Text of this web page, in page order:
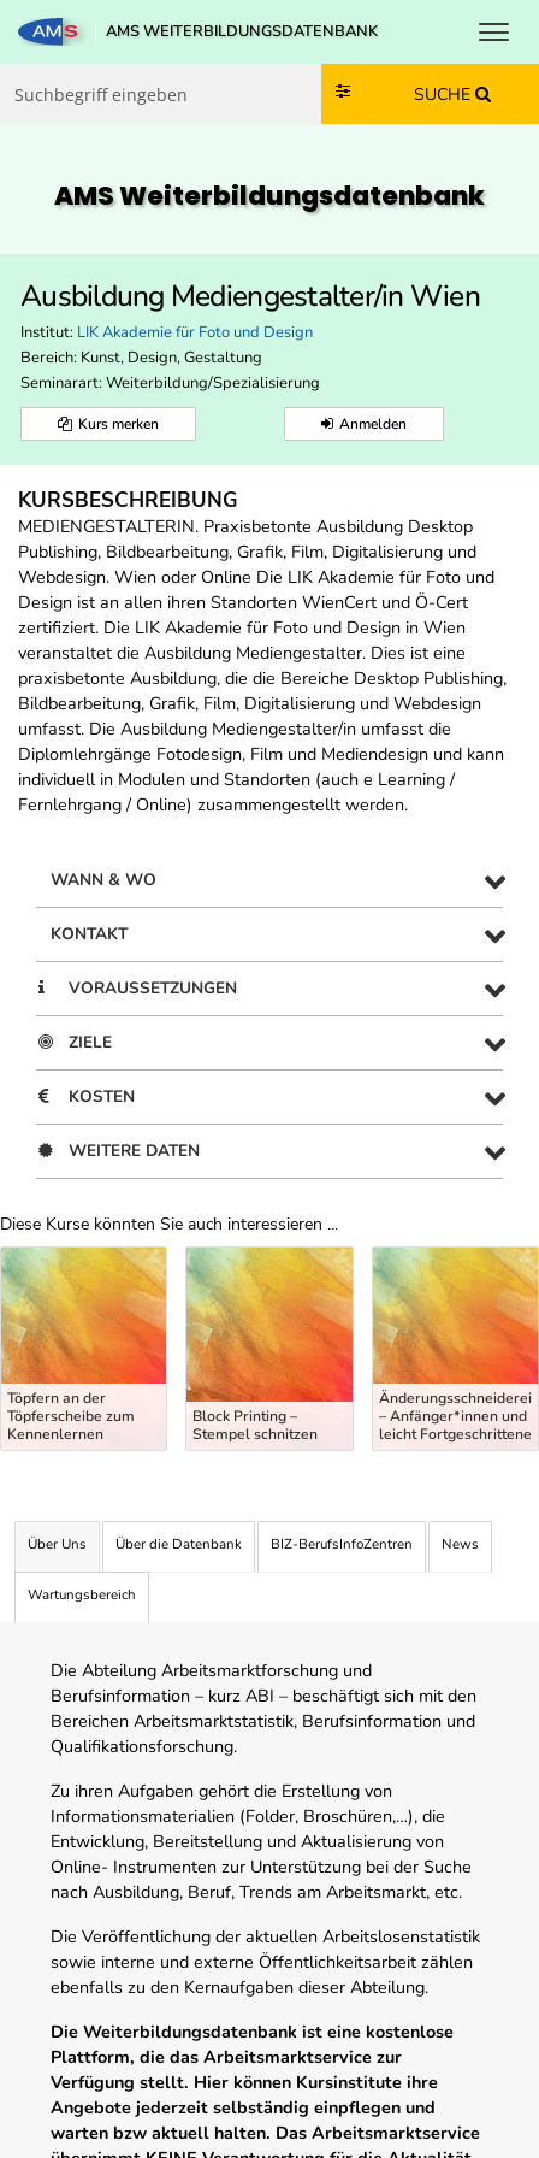
Zum Inhalt springen
Zum Navmenü springen
Zur Suche springen
Zur Footer springen
AMS WEITERBILDUNGSDATENBANK
SUCHE
AMS Weiterbildungs­datenbank
Ausbildung Mediengestalter/in Wien
Institut: LIK Akademie für Foto und Design
Bereich: Kunst, Design, Gestaltung
Seminarart: Weiterbildung/Spezialisierung
Kurs merken Anmelden
KURSBESCHREIBUNG
MEDIENGESTALTERIN. Praxisbetonte Ausbildung Desktop
Publishing, Bildbearbeitung, Grafik, Film, Digitalisierung und
Webdesign. Wien oder Online Die LIK Akademie für Foto und
Design ist an allen ihren Standorten WienCert und Ö-Cert
zertifiziert. Die LIK Akademie für Foto und Design in Wien
veranstaltet die Ausbildung Mediengestalter. Dies ist eine
praxisbetonte Ausbildung, die die Bereiche Desktop Publishing,
Bildbearbeitung, Grafik, Film, Digitalisierung und Webdesign
umfasst. Die Ausbildung Mediengestalter/in umfasst die
Diplomlehrgänge Fotodesign, Film und Mediendesign und kann
individuell in Modulen und Standorten (auch e Learning /
Fernlehrgang / Online) zusammengestellt werden.
WANN & WO
KONTAKT
VORAUSSETZUNGEN
ZIELE
KOSTEN
WEITERE DATEN
Diese Kurse könnten Sie auch interessieren ...
Uber Weiterbildungsvorschläge
Töpfern an der
Töpferscheibe zum
Kennenlernen
Block Printing –
Stempel schnitzen
Änderungsschneiderei
– Anfänger*innen und
leicht Fortgeschrittene
Über Uns Über die Datenbank BIZ-BerufsInfoZentren News
Wartungsbereich
Die Abteilung Arbeitsmarktforschung und
Berufsinformation – kurz ABI – beschäftigt sich mit den
Bereichen Arbeitsmarktstatistik, Berufsinformation und
Qualifikationsforschung.
Zu ihren Aufgaben gehört die Erstellung von
Informationsmaterialien (Folder, Broschüren,…), die
Entwicklung, Bereitstellung und Aktualisierung von
Online- Instrumenten zur Unterstützung bei der Suche
nach Ausbildung, Beruf, Trends am Arbeitsmarkt, etc.
Die Veröffentlichung der aktuellen Arbeitslosenstatistik
sowie interne und externe Öffentlichkeitsarbeit zählen
ebenfalls zu den Kernaufgaben dieser Abteilung.
Die Weiterbildungsdatenbank ist eine kostenlose
Plattform, die das Arbeitsmarktservice zur
Verfügung stellt. Hier können Kursinstitute ihre
Angebote jederzeit selbständig einpflegen und
warten bzw aktuell halten. Das Arbeitsmarktservice